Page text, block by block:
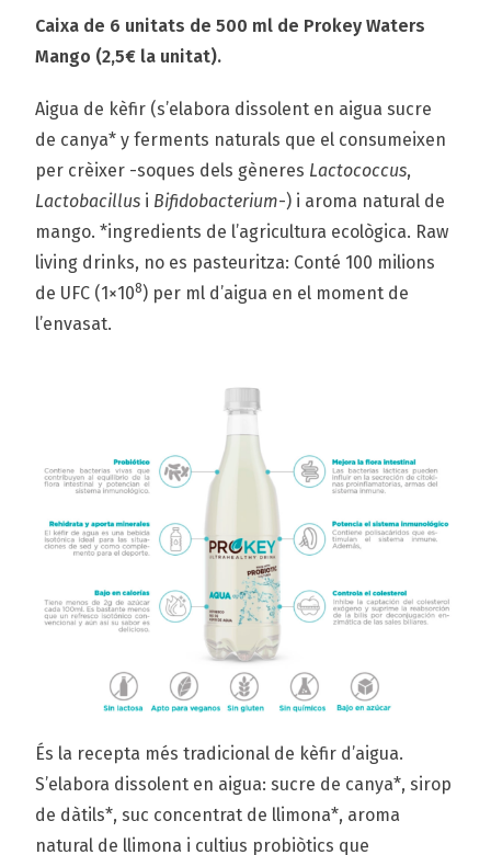
Caixa de 6 unitats de 500 ml de Prokey Waters
Mango (2,5€ la unitat).
Aigua de kèfir (s’elabora dissolent en aigua sucre
de canya* y ferments naturals que el consumeixen
per crèixer -soques dels gèneres Lactococcus,
Lactobacillus i Bifidobacterium-) i aroma natural de
mango. *ingredients de l’agricultura ecològica. Raw
living drinks, no es pasteuritza: Conté 100 milions
de UFC (1×108) per ml d’aigua en el moment de
l’envasat.
És la recepta més tradicional de kèfir d’aigua.
S’elabora dissolent en aigua: sucre de canya*, sirop
de dàtils*, suc concentrat de llimona*, aroma
natural de llimona i cultius probiòtics que